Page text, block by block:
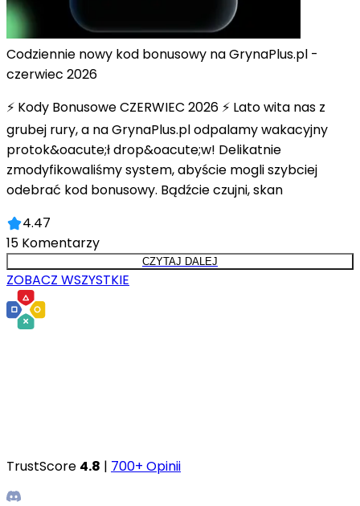
Codziennie nowy kod bonusowy na GrynaPlus.pl -
czerwiec 2026
⚡ Kody Bonusowe CZERWIEC 2026 ⚡ Lato wita nas z
grubej rury, a na GrynaPlus.pl odpalamy wakacyjny
protok&oacute;ł drop&oacute;w! Delikatnie
zmodyfikowaliśmy system, abyście mogli szybciej
odebrać kod bonusowy. Bądźcie czujni, skan
4.47
15 Komentarzy
CZYTAJ DALEJ
ZOBACZ WSZYSTKIE
TrustScore 4.8 | 700+ Opinii